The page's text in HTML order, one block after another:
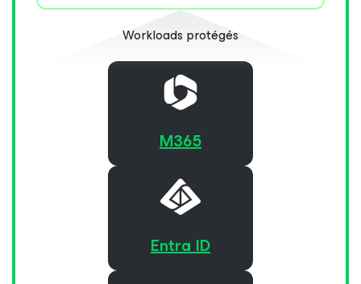
Workloads protégés
M365
Entra ID